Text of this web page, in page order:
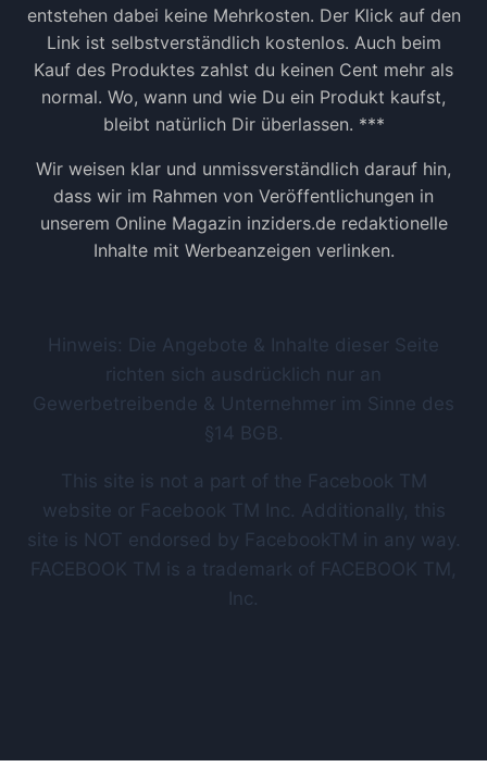
entstehen dabei keine Mehrkosten. Der Klick auf den
Link ist selbstverständlich kostenlos. Auch beim
Kauf des Produktes zahlst du keinen Cent mehr als
normal. Wo, wann und wie Du ein Produkt kaufst,
bleibt natürlich Dir überlassen. ***
Wir weisen klar und unmissverständlich darauf hin,
dass wir im Rahmen von Veröffentlichungen in
unserem Online Magazin inziders.de redaktionelle
Inhalte mit Werbeanzeigen verlinken.
Hinweis: Die Angebote & Inhalte dieser Seite
richten sich ausdrücklich nur an
Gewerbetreibende & Unternehmer im Sinne des
§14 BGB.
This site is not a part of the Facebook TM
website or Facebook TM Inc. Additionally, this
site is NOT endorsed by FacebookTM in any way.
FACEBOOK TM is a trademark of FACEBOOK TM,
Inc.